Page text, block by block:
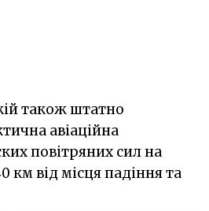
також штатно
авіаційна
повітряних сил на
км від місця падіння та